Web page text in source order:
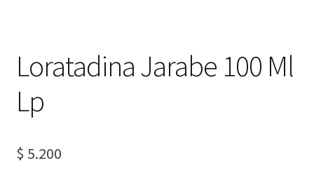
Loratadina Jarabe 100 Ml
Lp
$ 5.200